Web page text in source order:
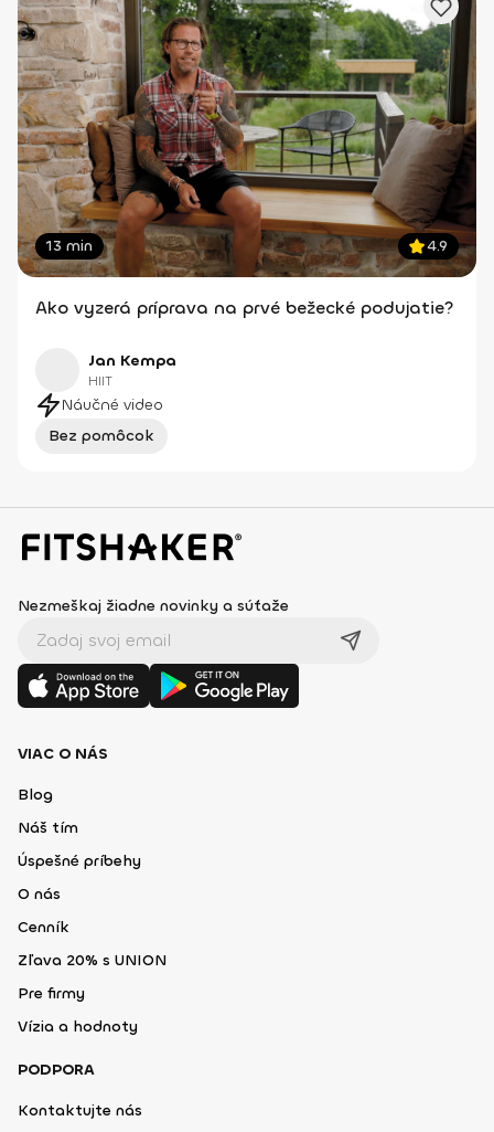
13 min 4.9
Ako vyzerá príprava na prvé bežecké podujatie?
Jan Kempa
HIIT
Náučné video
Bez pomôcok
Nezmeškaj žiadne novinky a súťaže
VIAC O NÁS
Blog
Náš tím
Úspešné príbehy
O nás
Cenník
Zľava 20% s UNION
Pre firmy
Vízia a hodnoty
PODPORA
Kontaktujte nás